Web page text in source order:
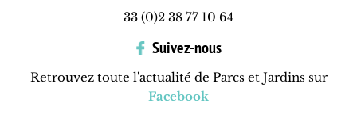
33 (0)2 38 77 10 64
Suivez-nous
Retrouvez toute l'actualité de Parcs et Jardins sur
Facebook